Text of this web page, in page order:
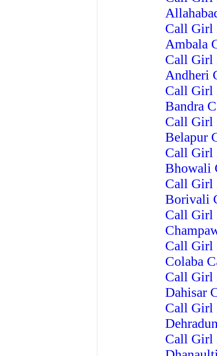
Call Girl
Ambala
Call Girl
Andheri
Call Girl
Bandra
Call Girl
Belapur
Call Girl
Bhowali
Call Girl
Borivali
Call Girl
Call Girl
Colaba
Call Girl
Dahisar
Call Girl
Call Girl